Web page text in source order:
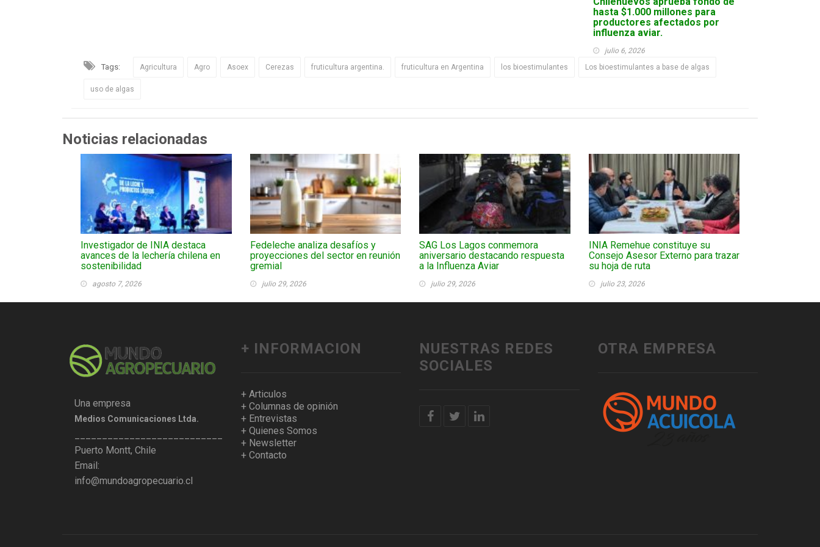
hasta $1.000 millones para
productores afectados por
influenza aviar.
julio 6, 2026
Tags: Agricultura Agro Asoex Cerezas fruticultura argentina. fruticultura en Argentina los bioestimulantes Los bioestimulantes a base de algas
uso de algas
Noticias relacionadas
Investigador de INIA destaca
avances de la lechería chilena en
sostenibilidad
agosto 7, 2026
Fedeleche analiza desafíos y
proyecciones del sector en reunión
gremial
julio 29, 2026
SAG Los Lagos conmemora
aniversario destacando respuesta
a la Influenza Aviar
julio 29, 2026
INIA Remehue constituye su
Consejo Asesor Externo para trazar
su hoja de ruta
julio 23, 2026
Una empresa
Medios Comunicaciones Ltda.
___________________________________
Puerto Montt, Chile
Email:
info@mundoagropecuario.cl
+ INFORMACION
+ Articulos
+ Columnas de opinión
+ Entrevistas
+ Quienes Somos
+ Newsletter
+ Contacto
NUESTRAS REDES
SOCIALES
OTRA EMPRESA